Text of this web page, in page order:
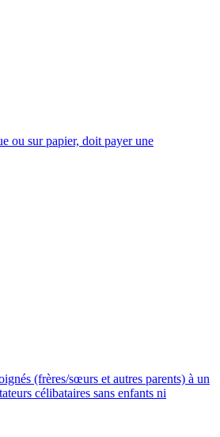
ou sur papier, doit payer une
(frères/sœurs et autres parents) à un
célibataires sans enfants ni